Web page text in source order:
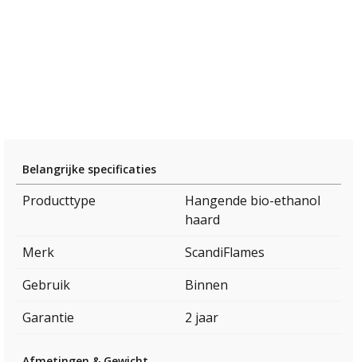
Belangrijke specificaties
Producttype
Hangende bio-ethanol
haard
Merk
ScandiFlames
Gebruik
Binnen
Garantie
2 jaar